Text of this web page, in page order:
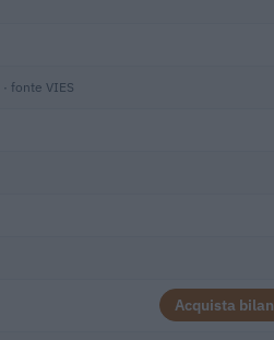
· fonte VIES
Acquista